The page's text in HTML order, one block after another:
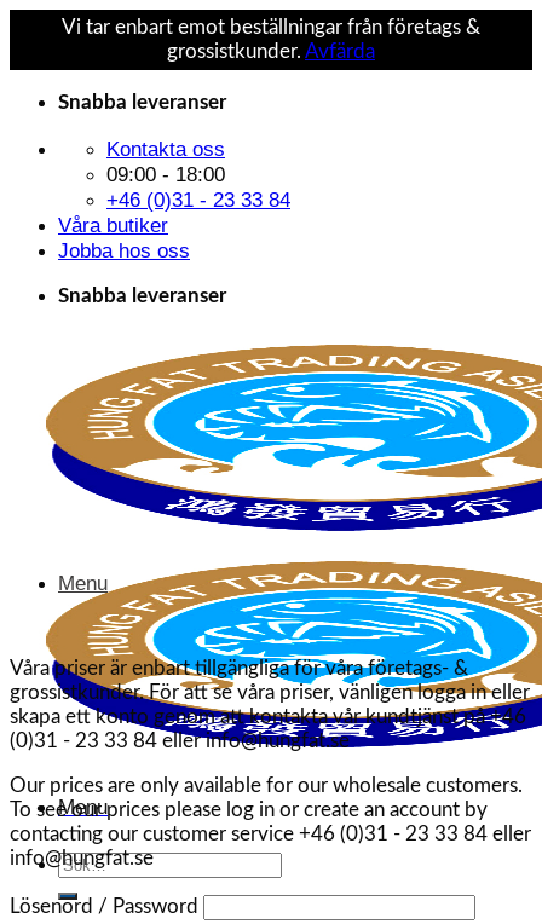
Vi tar enbart emot beställningar från företags &
grossistkunder. Avfärda
Snabba leveranser
Kontakta oss
09:00 - 18:00
+46 (0)31 - 23 33 84
Våra butiker
Jobba hos oss
Snabba leveranser
Menu
Sök
Menu
Våra priser är enbart tillgängliga för våra företags- &
grossistkunder. För att se våra priser, vänligen logga in eller
skapa ett konto genom att kontakta vår kundtjänst på +46
(0)31 - 23 33 84 eller info@hungfat.se
Our prices are only available for our wholesale customers.
To see our prices please log in or create an account by
contacting our customer service +46 (0)31 - 23 33 84 eller
info@hungfat.se
Lösenord / Password